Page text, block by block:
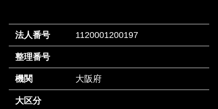
法人番号 1120001200197
整理番号
機関 大阪府
大区分